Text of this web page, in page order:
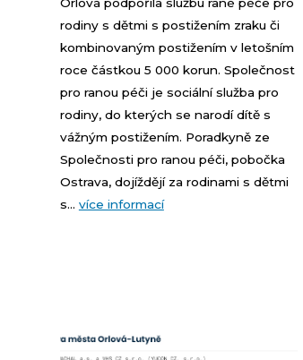
rodiny s dětmi s postižením zraku či
kombinovaným postižením v letošním
roce částkou 5 000 korun. Společnost
pro ranou péči je sociální služba pro
rodiny, do kterých se narodí dítě s
vážným postižením. Poradkyně ze
Společnosti pro ranou péči, pobočka
Ostrava, dojíždějí za rodinami s dětmi
s... více informací